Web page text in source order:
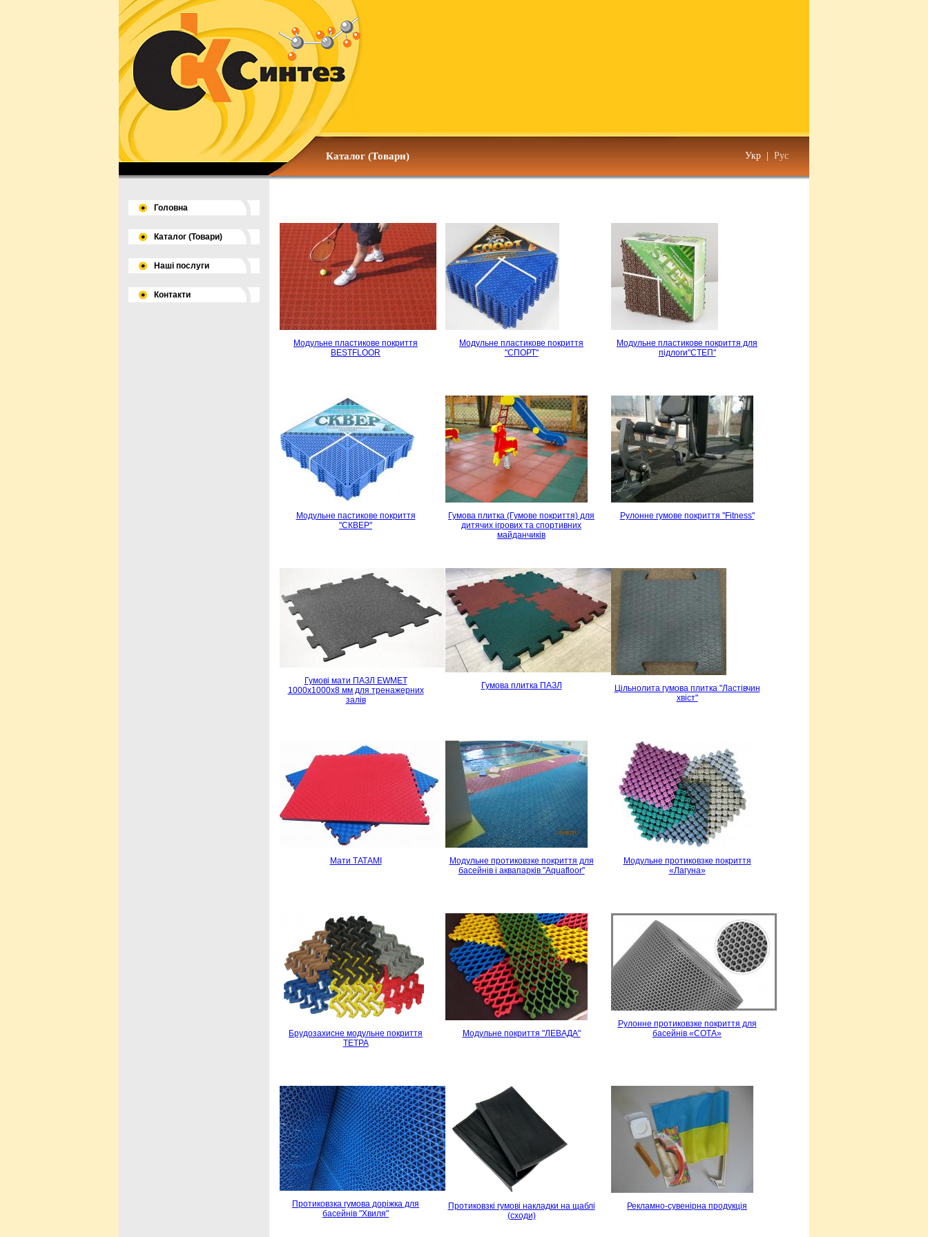
Каталог (Товари) Укр| Рус
Головна
Каталог (Товари)
Наші послуги
Контакти
Модульне пластикове покриття
BESTFLOOR
Модульне пластикове покриття
"СПОРТ"
Модульне пластикове покриття для
підлоги"СТЕП"
Модульне пастикове покриття
"СКВЕР"
Гумова плитка (Гумове покриття) для
дитячих ігрових та спортивних
майданчиків
Рулонне гумове покриття "Fitness"
Гумові мати ПАЗЛ EWMET
1000х1000х8 мм для тренажерних
залів
Гумова плитка ПАЗЛ
Цільнолита гумова плитка "Ластівчин
хвіст"
Мати ТАТАМІ
Модульне протиковзке покриття для
басейнів і аквапарків "Aquafloor"
Модульне протиковзке покриття
«Лагуна»
Брудозахисне модульне покриття
ТЕТРА
Модульне покриття "ЛЕВАДА"
Рулонне протиковзке покриття для
басейнів «СОТА»
Протиковзка гумова доріжка для
басейнів "Хвиля"
Протиковзкі гумові накладки на щаблі
(сходи)
Рекламно-сувенірна продукція